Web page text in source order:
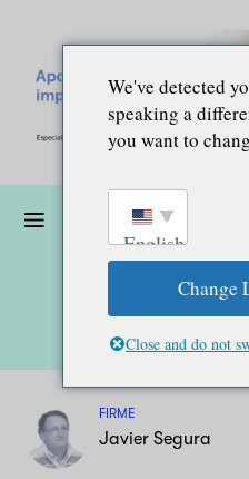
FIRME
Javier Segura
We've detected
speaking a
you want to
English
Change
Close and do not